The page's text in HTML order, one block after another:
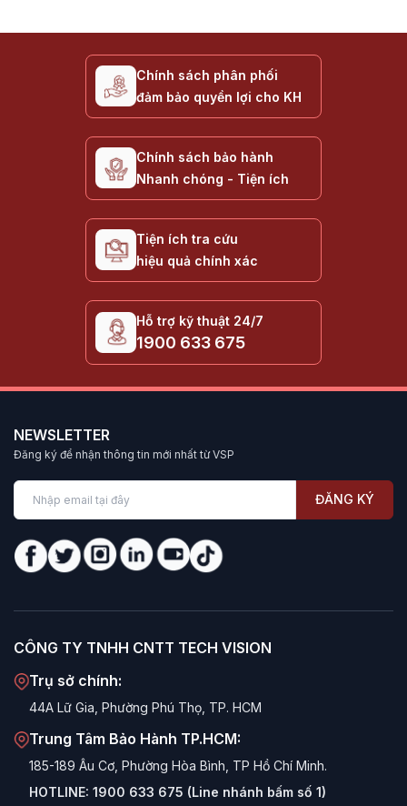
Chính sách phân phối
đảm bảo quyền lợi cho KH
Chính sách bảo hành
Nhanh chóng - Tiện ích
Tiện ích tra cứu
hiệu quả chính xác
Hỗ trợ kỹ thuật 24/7
1900 633 675
NEWSLETTER
Đăng ký để nhận thông tin mới nhất từ VSP
ĐĂNG KÝ
CÔNG TY TNHH CNTT TECH VISION
Trụ sở chính:
44A Lữ Gia, Phường Phú Thọ, TP. HCM
Trung Tâm Bảo Hành TP.HCM:
185-189 Âu Cơ, Phường Hòa Bình, TP Hồ Chí Minh.
HOTLINE: 1900 633 675 (Line nhánh bấm số 1)